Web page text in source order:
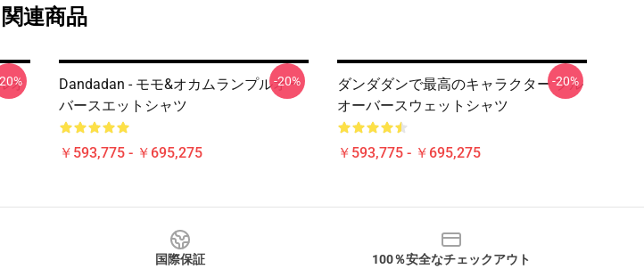
関連商品
オ
Dandadan - モモ&オカムランプルオー
バースエットシャツ
￥593,775 - ￥695,275
-20%
ダンダダンで最高のキャラクター プル
オーバースウェットシャツ
￥593,775 - ￥695,275
-20%
国際保証
100％安全なチェックアウト